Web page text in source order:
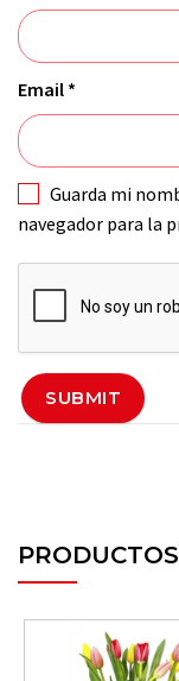
Email *
Guarda mi
navegador para la